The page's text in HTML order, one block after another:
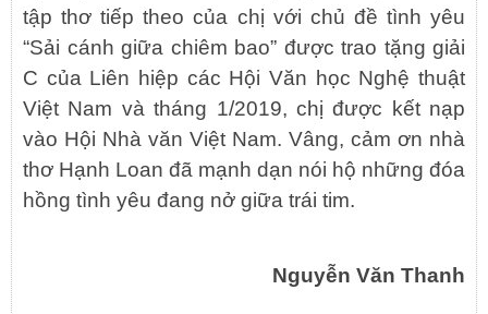
tập thơ tiếp theo của chị với chủ đề tình yêu
“Sải cánh giữa chiêm bao” được trao tặng giải
C của Liên hiệp các Hội Văn học Nghệ thuật
Việt Nam và tháng 1/2019, chị được kết nạp
vào Hội Nhà văn Việt Nam. Vâng, cảm ơn nhà
thơ Hạnh Loan đã mạnh dạn nói hộ những đóa
hồng tình yêu đang nở giữa trái tim.
Nguyễn Văn Thanh